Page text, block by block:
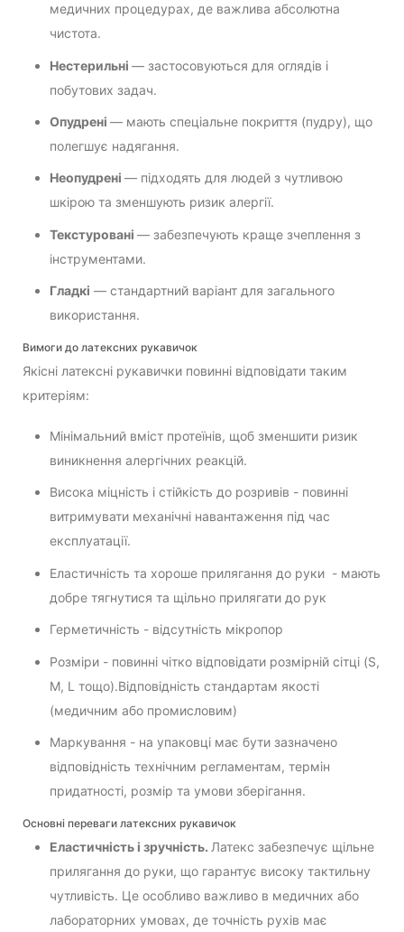
медичних процедурах, де важлива абсолютна
чистота.
Нестерильні — застосовуються для оглядів і
побутових задач.
Опудрені — мають спеціальне покриття (пудру), що
полегшує надягання.
Неопудрені — підходять для людей з чутливою
шкірою та зменшують ризик алергії.
Текстуровані — забезпечують краще зчеплення з
інструментами.
Гладкі — стандартний варіант для загального
використання.
Вимоги до латексних рукавичок
Якісні латексні рукавички повинні відповідати таким
критеріям:
Мінімальний вміст протеїнів, щоб зменшити ризик
виникнення алергічних реакцій.
Висока міцність і стійкість до розривів - повинні
витримувати механічні навантаження під час
експлуатації.
Еластичність та хороше прилягання до руки - мають
добре тягнутися та щільно прилягати до рук
Герметичність - відсутність мікропор
Розміри - повинні чітко відповідати розмірній сітці (S,
M, L тощо).Відповідність стандартам якості
(медичним або промисловим)
Маркування - на упаковці має бути зазначено
відповідність технічним регламентам, термін
придатності, розмір та умови зберігання.
Основні переваги латексних рукавичок
Еластичність і зручність. Латекс забезпечує щільне
прилягання до руки, що гарантує високу тактильну
чутливість. Це особливо важливо в медичних або
лабораторних умовах, де точність рухів має